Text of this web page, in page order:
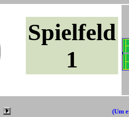
Spielfeld
1
(Um